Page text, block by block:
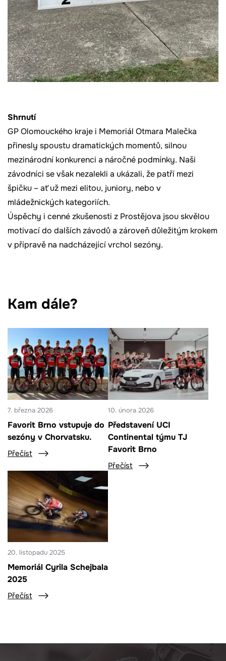
Shrnutí
GP Olomouckého kraje i Memoriál Otmara Malečka
přinesly spoustu dramatických momentů, silnou
mezinárodní konkurenci a náročné podmínky. Naši
závodníci se však nezalekli a ukázali, že patří mezi
špičku – ať už mezi elitou, juniory, nebo v
mládežnických kategoriích.
Úspěchy i cenné zkušenosti z Prostějova jsou skvělou
motivací do dalších závodů a zároveň důležitým krokem
v přípravě na nadcházející vrchol sezóny.
Kam dále?
7. března 2026
Favorit Brno vstupuje do
sezóny v Chorvatsku.
Přečíst
10. února 2026
Představení UCI
Continental týmu TJ
Favorit Brno
Přečíst
20. listopadu 2025
Memoriál Cyrila Schejbala
2025
Přečíst